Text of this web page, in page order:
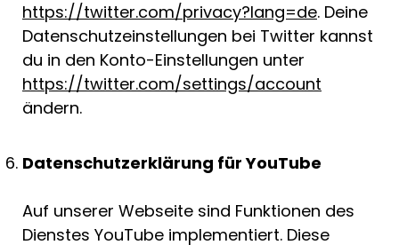
https://twitter.com/privacy?lang=de. Deine
Datenschutzeinstellungen bei Twitter kannst
du in den Konto-Einstellungen unter
https://twitter.com/settings/account
ändern.
Datenschutzerklärung für YouTube
Auf unserer Webseite sind Funktionen des
Dienstes YouTube implementiert. Diese